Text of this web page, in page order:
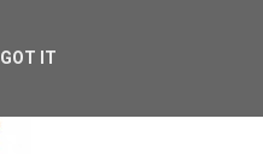
GOT IT